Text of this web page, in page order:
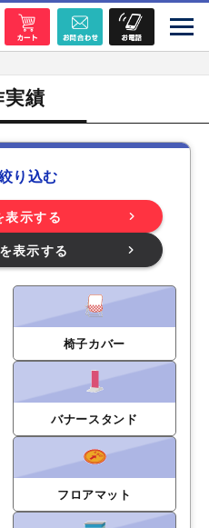
績
り込む
表示する
表示する
椅子カバー
バナースタンド
フロアマット